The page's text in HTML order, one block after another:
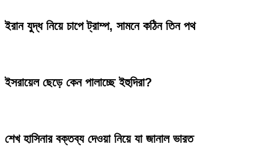
ইরান যুদ্ধ নিয়ে চাপে ট্রাম্প, সামনে কঠিন তিন পথ
ইসরায়েল ছেড়ে কেন পালাচ্ছে ইহুদিরা?
শেখ হাসিনার বক্তব্য দেওয়া নিয়ে যা জানাল ভারত